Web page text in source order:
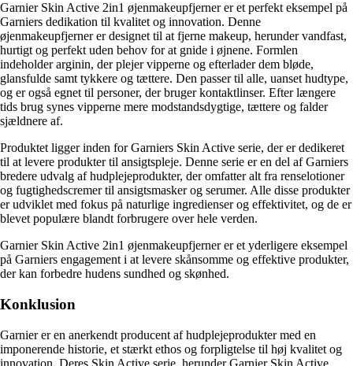
Garnier Skin Active 2in1 øjenmakeupfjerner er et perfekt eksempel på
Garniers dedikation til kvalitet og innovation. Denne
øjenmakeupfjerner er designet til at fjerne makeup, herunder vandfast,
hurtigt og perfekt uden behov for at gnide i øjnene. Formlen
indeholder arginin, der plejer vipperne og efterlader dem bløde,
glansfulde samt tykkere og tættere. Den passer til alle, uanset hudtype,
og er også egnet til personer, der bruger kontaktlinser. Efter længere
tids brug synes vipperne mere modstandsdygtige, tættere og falder
sjældnere af.
Produktet ligger inden for Garniers Skin Active serie, der er dedikeret
til at levere produkter til ansigtspleje. Denne serie er en del af Garniers
bredere udvalg af hudplejeprodukter, der omfatter alt fra renselotioner
og fugtighedscremer til ansigtsmasker og serumer. Alle disse produkter
er udviklet med fokus på naturlige ingredienser og effektivitet, og de er
blevet populære blandt forbrugere over hele verden.
Garnier Skin Active 2in1 øjenmakeupfjerner er et yderligere eksempel
på Garniers engagement i at levere skånsomme og effektive produkter,
der kan forbedre hudens sundhed og skønhed.
Konklusion
Garnier er en anerkendt producent af hudplejeprodukter med en
imponerende historie, et stærkt ethos og forpligtelse til høj kvalitet og
innovation. Deres Skin Active serie, herunder Garnier Skin Active